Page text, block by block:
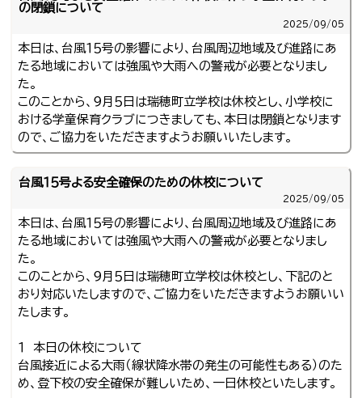
の閉鎖について
2025/09/05
本日は、台風１５号の影響により、台風周辺地域及び進路にあ
たる地域においては強風や大雨への警戒が必要となりまし
た。
このことから、９月５日は瑞穂町立学校は休校とし、小学校に
おける学童保育クラブにつきましても、本日は閉鎖となります
ので、ご協力をいただきますようお願いいたします。
台風１５号よる安全確保のための休校について
2025/09/05
本日は、台風１５号の影響により、台風周辺地域及び進路にあ
たる地域においては強風や大雨への警戒が必要となりまし
た。
このことから、９月５日は瑞穂町立学校は休校とし、下記のと
おり対応いたしますので、ご協力をいただきますようお願いい
たします。
１ 本日の休校について
台風接近による大雨（線状降水帯の発生の可能性もある）のた
め、登下校の安全確保が難しいため、一日休校といたします。